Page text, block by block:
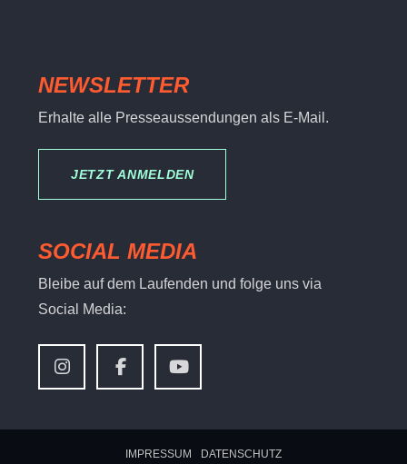
NEWSLETTER
Erhalte alle Presseaussendungen als E-Mail.
JETZT ANMELDEN
SOCIAL MEDIA
Bleibe auf dem Laufenden und folge uns via
Social Media:
IMPRESSUM DATENSCHUTZ